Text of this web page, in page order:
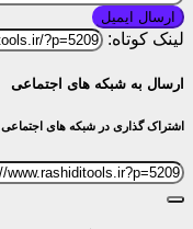
ارسال ایمیل
لینک کوتاه:
ارسال به شبکه های اجتماعی
اشتراک گذاری در شبکه های اجتماعی